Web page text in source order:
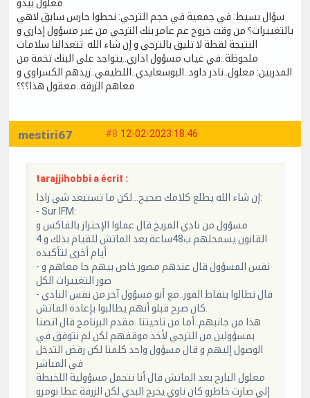
معلول بيدو
سؤال بسيط: في جمعية في حجم الترجي: نحطوا حارس سابق لاهي
بالتغييرات؟ من وقت خروج عم عامر بنك الترجي من غير مسؤول إداري و
النتيجة لقطة لا تليق بالترجي و إن شاء الله تتعدالنا سلامات
ملحوظة..في غياب مسؤول اداري..يتواجد على البنك تخمة من
المدربين: معلول..نادر داود..البوسعايدي..اللطيفي..زيدهم الكسراوي و
معاهم الزرقة..معقول هذا؟؟؟
#8 12-02-2023 18:46
mestiri67
tarajjihobbi a écrit :
إن شاء الله يطلع كلامك صحيح...لكن ما تستبعد شي زادا:
- Sur IFM:
مسؤول من نادي المريخ قال عملوا الإحتراز بالفاكس و
القانون يسمحلهم ب48ساعة بعد الماتش للقيام بذلك و 4
أيام أخرى لتأكيده
- نفس المسؤول قال عندهم مصور خاص بيهم جا معاهم و
صور التغييرات الكل
- قال نطالوا بنقاط الفوز..مع أنو مسؤول آخر من نفس النادي
هذا من جانبهم..أما من ناحيتنا..مقدم البرنامج قال اتصنا
بمسؤولين من الترجي لأخذ موقفهم لكن لم نتوفق في
الوصول إليهم و قال مسؤول واحد كلمنا لكن رفض التدخل
في المباشر
معلول البارح بعد الماتش قال أنا نتحمل مسؤولية اللخبطة
إلي صارت خاطرو كان ناوي يخرج البدي لكن الزرقة عطا نومرو